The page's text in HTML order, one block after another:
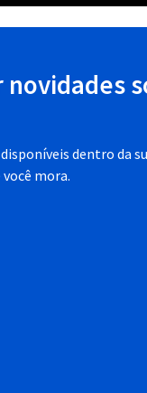
novidades
dentro da
mora.